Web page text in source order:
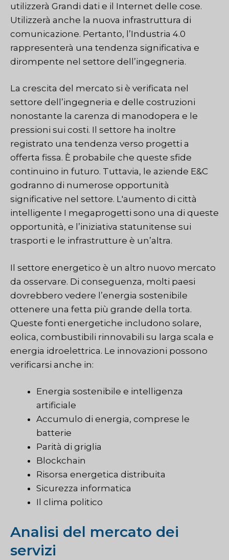
utilizzerà Grandi dati e il Internet delle cose.
Utilizzerà anche la nuova infrastruttura di
comunicazione. Pertanto, l’Industria 4.0
rappresenterà una tendenza significativa e
dirompente nel settore dell’ingegneria.
La crescita del mercato si è verificata nel
settore dell’ingegneria e delle costruzioni
nonostante la carenza di manodopera e le
pressioni sui costi. Il settore ha inoltre
registrato una tendenza verso progetti a
offerta fissa. È probabile che queste sfide
continuino in futuro. Tuttavia, le aziende E&C
godranno di numerose opportunità
significative nel settore. L'aumento di città
intelligente I megaprogetti sono una di queste
opportunità, e l’iniziativa statunitense sui
trasporti e le infrastrutture è un’altra.
Il settore energetico è un altro nuovo mercato
da osservare. Di conseguenza, molti paesi
dovrebbero vedere l’energia sostenibile
ottenere una fetta più grande della torta.
Queste fonti energetiche includono solare,
eolica, combustibili rinnovabili su larga scala e
energia idroelettrica. Le innovazioni possono
verificarsi anche in:
Energia sostenibile e intelligenza
artificiale
Accumulo di energia, comprese le
batterie
Parità di griglia
Blockchain
Risorsa energetica distribuita
Sicurezza informatica
Il clima politico
Analisi del mercato dei
servizi